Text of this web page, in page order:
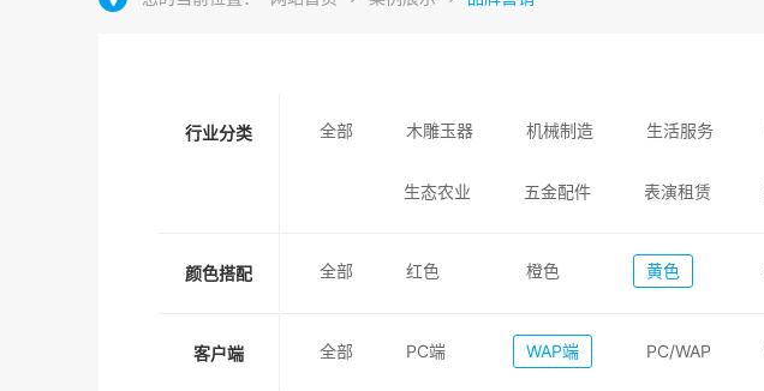
行业分类 全部 木雕玉器 机械制造 生活服务
生态农业 五金配件 表演租赁
颜色搭配 全部 红色 橙色 黄色
客户端 全部 PC端 WAP端 PC/WAP